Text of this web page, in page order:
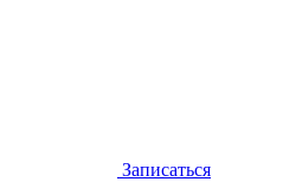
Записаться